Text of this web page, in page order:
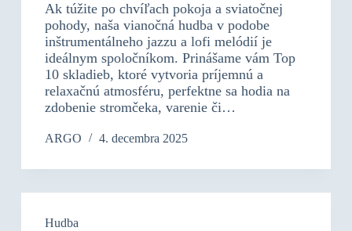
Ak túžite po chvíľach pokoja a sviatočnej
pohody, naša vianočná hudba v podobe
inštrumentálneho jazzu a lofi melódií je
ideálnym spoločníkom. Prinášame vám Top
10 skladieb, ktoré vytvoria príjemnú a
relaxačnú atmosféru, perfektne sa hodia na
zdobenie stromčeka, varenie či…
ARGO 4. decembra 2025
Hudba